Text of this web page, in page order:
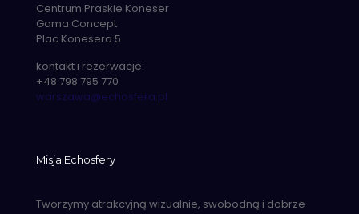
Centrum Praskie Koneser
Gama Concept
Plac Konesera 5
kontakt i rezerwacje:
+48 798 795 770
warszawa@echosfera.pl
Misja Echosfery
Tworzymy atrakcyjną wizualnie, swobodną i dobrze